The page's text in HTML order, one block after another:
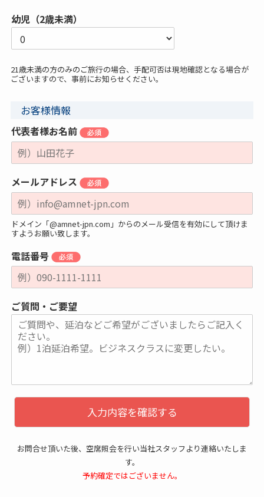
幼児（2歳未満）
21歳未満の方のみのご旅行の場合、手配可否は現地確認となる場合が
ございますので、事前にお知らせください。
お客様情報
代表者様お名前
メールアドレス
ドメイン「@amnet-jpn.com」からのメール受信を有効にして頂けま
すようお願い致します。
電話番号
ご質問・ご要望
入力内容を確認する
お問合せ頂いた後、空席照会を行い当社スタッフより連絡いたしま
す。
予約確定ではございません。